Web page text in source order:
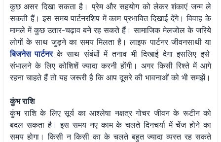
कुछ असर दिखा सकता है। प्रेम और सहयोग को लेकर शंकाएं जन्म ले
सकती हैं। इस समय पार्टनरशिप में काम प्रभावित दिखाई देंगे। विवाह के
मामले में कुछ उतार-चढ़ाव बने रह सकते हैं। सामाजिक मेलजोल के जरिये
लोगों के साथ जुड़ने का समय मिलता है। लाइफ पार्टनर जीवनसाथी या
बिजनेस पार्टनर के साथ संबंधों में तनाव भी दिखाई देगा इसलिए इसे
संभालने के लिए कोशिशें ज्यादा करनी होंगी। अगर किसी रिश्ते में आगे
रहना चाहते हैं तो यह जरूरी है कि आप दूसरे की भावनाओं को भी समझें।
कुंभ राशि
कुंभ राशि के लिए सूर्य का आश्लेषा नक्षत्र गोचर जीवन के रूटीन को
बदल सकता है। इस समय नए काम के चलते दिनचर्या में चेंज होने का
समय होगा। किसी न किसी का के चलते बहुत ज्यादा व्यस्त रह सकते